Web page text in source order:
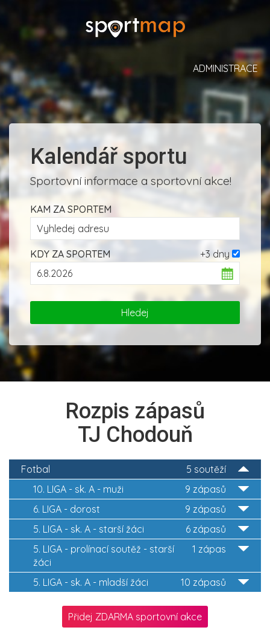
ADMINISTRACE
Kalendář sportu
Sportovní informace a sportovní akce!
KAM ZA SPORTEM
+3 dny
KDY ZA SPORTEM
Rozpis zápasů
TJ Chodouň
5 soutěží
Fotbal
9 zápasů
10. LIGA - sk. A - muži
9 zápasů
6. LIGA - dorost
6 zápasů
5. LIGA - sk. A - starší žáci
1 zápas
5. LIGA - prolínací soutěž - starší
žáci
10 zápasů
5. LIGA - sk. A - mladší žáci
Přidej ZDARMA sportovní akce